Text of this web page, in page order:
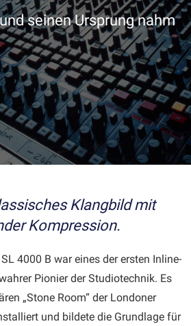
seinen Ursprung nahm
Klangbild mit
Kompression.
4000 B war eines der ersten Inline-
Pionier der Studiotechnik. Es
„Stone Room“ der Londoner
und bildete die Grundlage für